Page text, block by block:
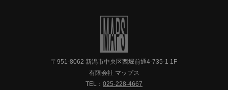
〒951-8062 新潟市中央区西堀前通4-735-1 1F
有限会社 マップス
TEL： 025-228-4667